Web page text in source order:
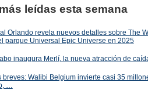
leídas esta semana
Orlando revela nuevos detalles sobre The
parque Universal Epic Universe en 2025
inaugura Merlí, la nueva atracción de
breves: Walibi Belgium invierte casi 35
…